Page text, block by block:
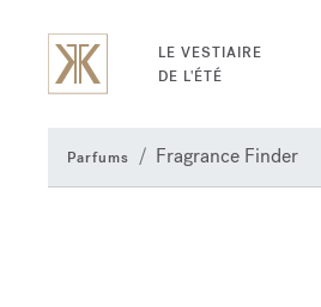
LE VESTIAIRE
DE L'ÉTÉ
Parfums Fragrance Finder